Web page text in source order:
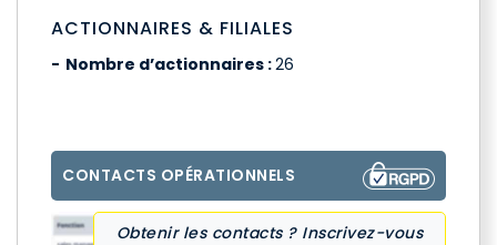
ACTIONNAIRES & FILIALES
Nombre d’actionnaires :26
CONTACTS OPÉRATIONNELS
Obtenir les contacts ? Inscrivez-vous